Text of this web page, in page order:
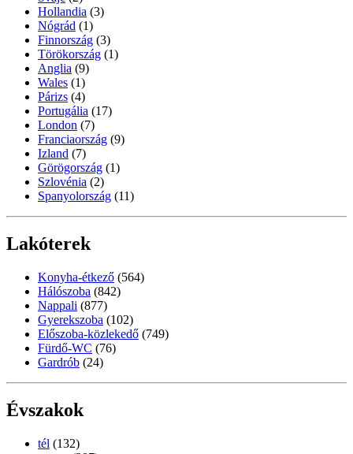
Hollandia (3)
Nógrád (1)
Finnország (3)
Törökország (1)
Anglia (9)
Wales (1)
Párizs (4)
Portugália (17)
London (7)
Franciaország (9)
Izland (7)
Görögország (1)
Szlovénia (2)
Spanyolország (11)
Lakóterek
Konyha-étkező (564)
Hálószoba (842)
Nappali (877)
Gyerekszoba (102)
Előszoba-közlekedő (749)
Fürdő-WC (76)
Gardrób (24)
Évszakok
tél (132)